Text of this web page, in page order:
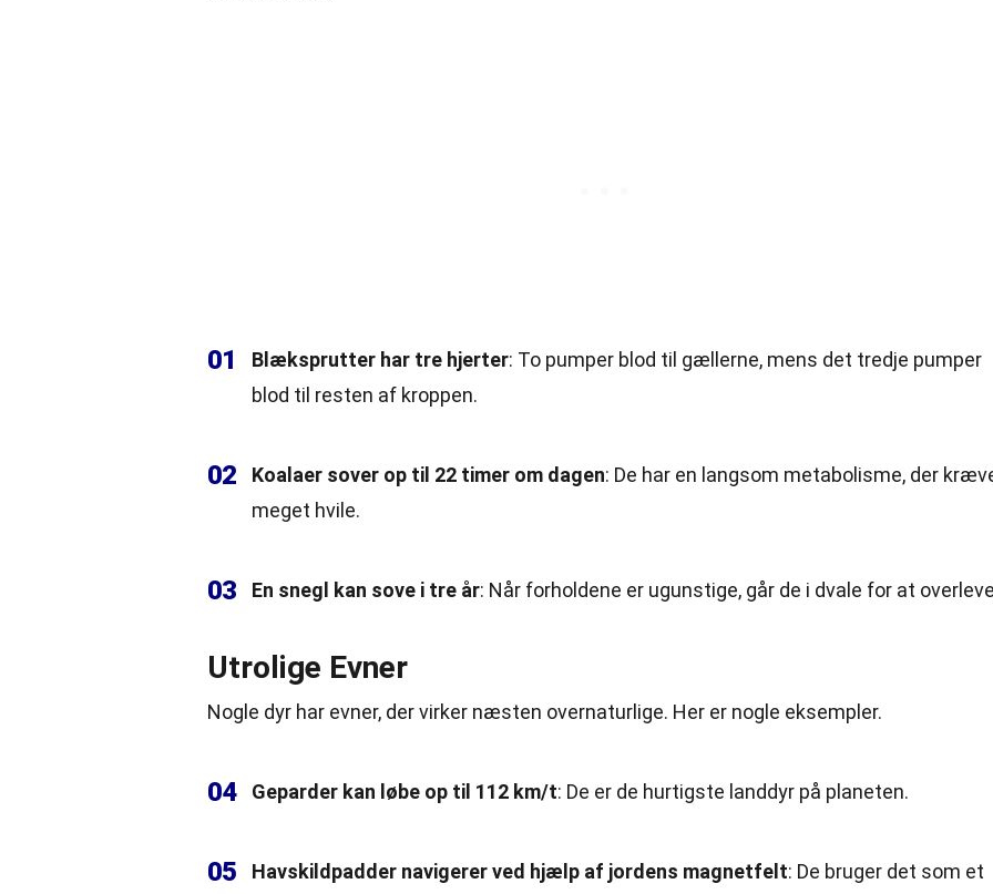
01 Blæksprutter har tre hjerter: To pumper blod til gællerne, mens det tredje pumper
blod til resten af kroppen.
02 Koalaer sover op til 22 timer om dagen: De har en langsom metabolisme, der
meget hvile.
03 En snegl kan sove i tre år: Når forholdene er ugunstige, går de i dvale for at
Utrolige Evner
Nogle dyr har evner, der virker næsten overnaturlige. Her er nogle eksempler.
04 Geparder kan løbe op til 112 km/t: De er de hurtigste landdyr på planeten.
05 Havskildpadder navigerer ved hjælp af jordens magnetfelt: De bruger det som et